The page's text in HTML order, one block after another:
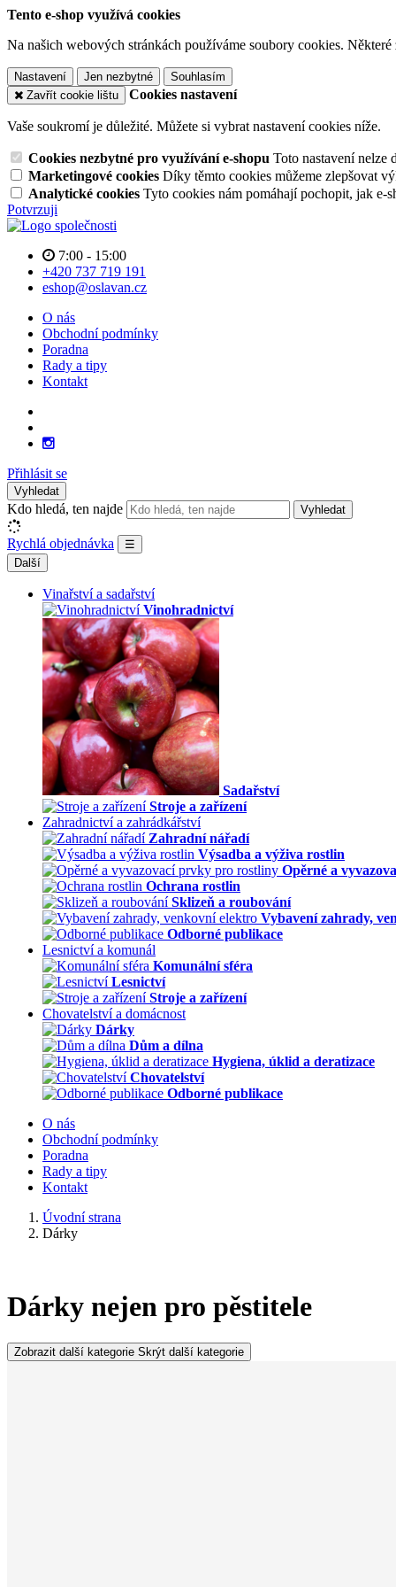
Tento e-shop využívá cookies
Na našich webových stránkách používáme soubory cookies.
Nastavení Jen nezbytné
Souhlasím
Zavřít cookie lištu
Cookies nastavení
Vaše soukromí je důležité. Můžete si vybrat nastavení cookies níže.
Cookies nezbytné pro využívání e-shopu Toto nastavení nelze
Marketingové cookies Díky těmto cookies můžeme zlepšovat
Analytické cookies Tyto cookies nám pomáhají pochopit, jak e-
Potvrzuji
7:00 - 15:00
+420 737 719 191
eshop@oslavan.cz
O nás
Obchodní podmínky
Poradna
Rady a tipy
Kontakt
Přihlásit se
Vyhledat
Kdo hledá, ten najde Vyhledat
Rychlá objednávka
☰
Další
Vinařství a sadařství
Vinohradnictví
Sadařství
Stroje a zařízení
Zahradnictví a zahrádkářství
Zahradní nářadí
Výsadba a výživa rostlin
Opěrné a
Ochrana rostlin
Sklizeň a roubování
Vybavení zahrady,
Odborné publikace
Lesnictví a komunál
Komunální sféra
Lesnictví
Stroje a zařízení
Chovatelství a domácnost
Dárky
Dům a dílna
Hygiena, úklid a deratizace
Chovatelství
Odborné publikace
O nás
Obchodní podmínky
Poradna
Rady a tipy
Kontakt
Úvodní strana
Dárky
Dárky nejen pro pěstitele
Zobrazit další kategorie Skrýt další kategorie